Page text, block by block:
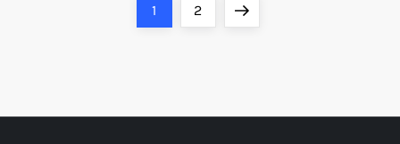
Página
1 Página
2 Siguiente